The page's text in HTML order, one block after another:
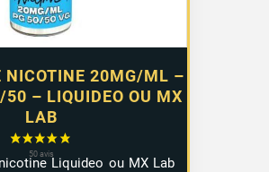
NICOTINE 20MG/ML –
– LIQUIDEO OU MX
LAB
Liquideo ou MX Lab